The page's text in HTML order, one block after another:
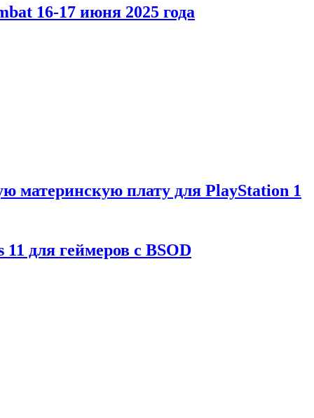
16-17 июня 2025 года
материнскую плату для PlayStation 1
для геймеров с BSOD